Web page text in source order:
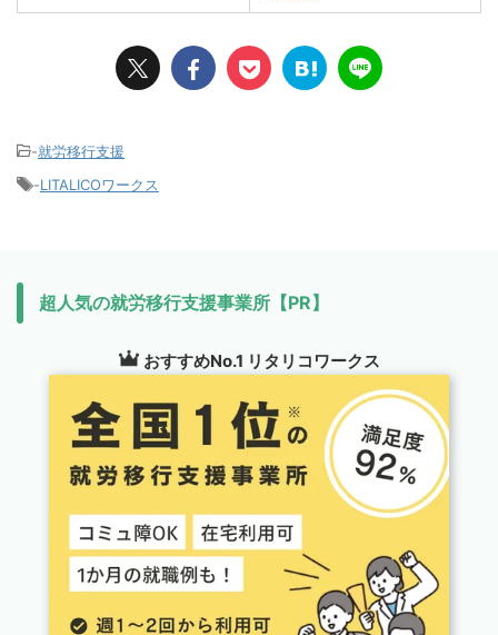
-就労移行支援
-LITALICOワークス
超人気の就労移行支援事業所【PR】
おすすめNo.1 リタリコワークス